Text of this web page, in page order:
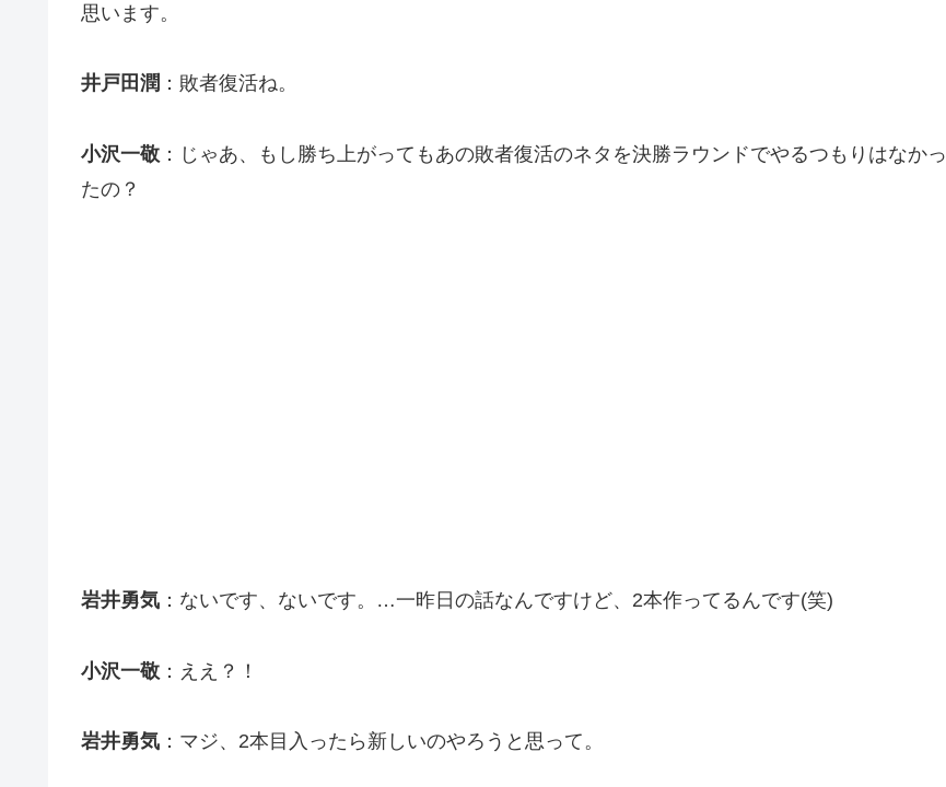
思います。
井戸田潤 ：敗者復活ね。
小沢一敬 ：じゃあ、もし勝ち上がってもあの敗者復活のネタを決勝ラウンドでやるつもりはなかっ
たの？
岩井勇気 ：ないです、ないです。…一昨日の話なんですけど、2本作ってるんです(笑)
小沢一敬 ：ええ？！
岩井勇気 ：マジ、2本目入ったら新しいのやろうと思って。